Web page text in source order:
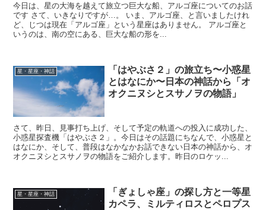
今日は、星の大海を越えて旅立つ巨大な船、アルゴ座についてのお話
です さて、いきなりですが…。 いま、アルゴ座、と言いましたけれ
ど、じつは現在「アルゴ座」という星座はありません。 アルゴ座と
いうのは、南の空にある、巨大な船の形を...
星・星座・神話
「はやぶさ２」の旅立ち〜小惑星
とはなにか〜日本の神話から「オ
オクニヌシとスサノヲの物語」
さて、昨日、見事打ち上げ、そして予定の軌道への投入に成功した、
小惑星探査機「はやぶさ２」。今日はその話題にちなんで、小惑星と
はなにか、そして、普段はなかなかお話できない日本の神話から、オ
オクニヌシとスサノヲの物語をご紹介します。昨日のロケッ...
星・星座・神話
「ぎょしゃ座」の探し方と一等星
カペラ、ミルティロスとペロプス